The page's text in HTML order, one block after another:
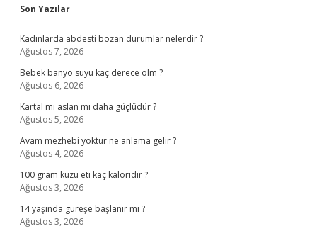
Sidebar
Son Yazılar
Kadınlarda abdesti bozan durumlar nelerdir ?
Ağustos 7, 2026
Bebek banyo suyu kaç derece olm ?
Ağustos 6, 2026
Kartal mı aslan mı daha güçlüdür ?
Ağustos 5, 2026
Avam mezhebi yoktur ne anlama gelir ?
Ağustos 4, 2026
100 gram kuzu eti kaç kaloridir ?
Ağustos 3, 2026
14 yaşında güreşe başlanır mı ?
Ağustos 3, 2026